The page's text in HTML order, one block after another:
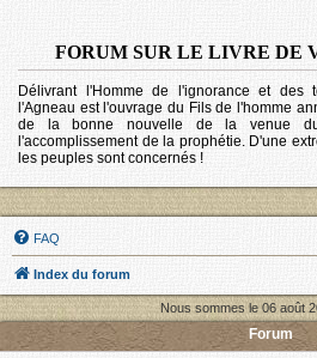
FORUM SUR LE LIVRE DE
Délivrant l'Homme de l'ignorance et
l'Agneau est l'ouvrage du Fils de l'homme
de la bonne nouvelle de la venue
l'accomplissement de la prophétie. D'une
les peuples sont concernés !
FAQ
Index du forum
Nous sommes le 06 août
Forum